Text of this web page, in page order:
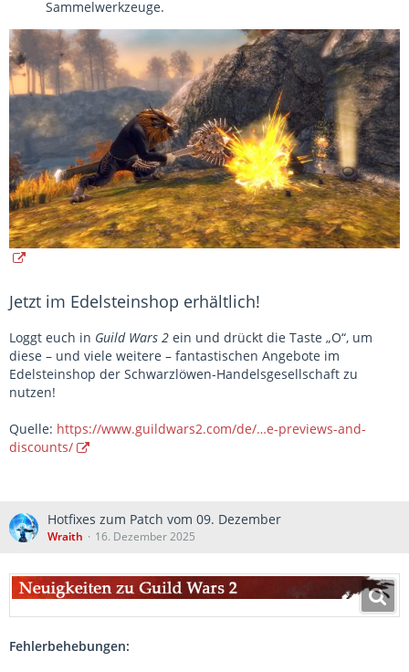
Sammelwerkzeuge.
Jetzt im Edelsteinshop erhältlich!
Loggt euch in Guild Wars 2 ein und drückt die Taste „O“, um
diese – und viele weitere – fantastischen Angebote im
Edelsteinshop der Schwarzlöwen-Handelsgesellschaft zu
nutzen!
Quelle: https://www.guildwars2.com/de/…e-previews-and-
discounts/
Hotfixes zum Patch vom 09. Dezember
Wraith 16. Dezember 2025
Fehlerbehebungen: